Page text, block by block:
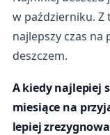
w październiku. Z
najlepszy czas na
deszczem.
A kiedy najlepiej
miesiące na
lepiej